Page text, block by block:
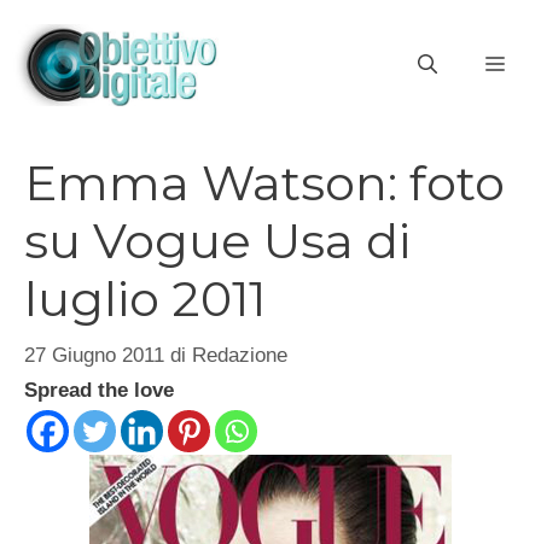
contenuto
Emma Watson: foto
su Vogue Usa di
luglio 2011
27 Giugno 2011 di Redazione
Spread the love